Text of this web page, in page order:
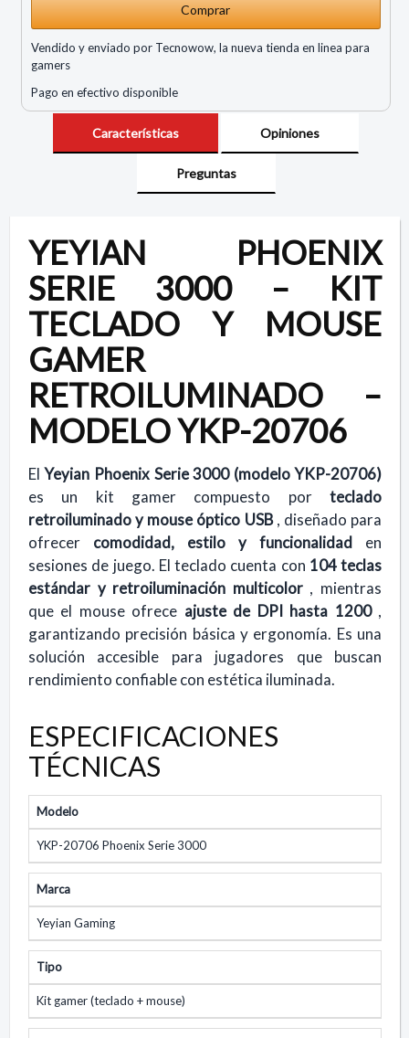
Comprar
Vendido y enviado por Tecnowow, la nueva tienda en linea para
gamers
Pago en efectivo disponible
Características Opiniones
Preguntas
YEYIAN PHOENIX
SERIE 3000 – KIT
TECLADO Y MOUSE
GAMER
RETROILUMINADO –
MODELO YKP-20706
ElYeyian Phoenix Serie 3000 (modelo YKP-20706)
es un kit gamer compuesto por teclado
retroiluminado y mouse óptico USB, diseñado para
ofrecer comodidad, estilo y funcionalidad en
sesiones de juego. El teclado cuenta con 104 teclas
estándar y retroiluminación multicolor , mientras
que el mouse ofrece ajuste de DPI hasta 1200 ,
garantizando precisión básica y ergonomía. Es una
solución accesible para jugadores que buscan
rendimiento confiable con estética iluminada.
ESPECIFICACIONES
TÉCNICAS
Modelo
YKP-20706 Phoenix Serie 3000
Marca
Yeyian Gaming
Tipo
Kit gamer (teclado + mouse)